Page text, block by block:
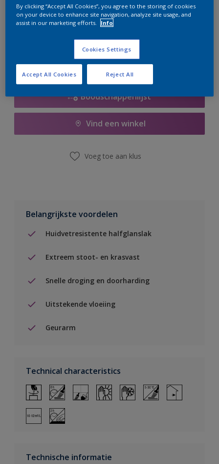
Op dit moment is het niet mogelijk dit product online
te bestellen. Houd de website in de gaten, we werken
Boodschappenlijst
Vind een winkel
Voeg toe aan klus
Belangrijkste voordelen
Huidvetresistente halfglanslak
Extreem stoot- en krasvast
Snelle droging en doorharding
Uitstekende vloeiing
Geurarm
Technical characteristics
Technische informatie
By clicking “Accept All Cookies”, you agree to the storing of cookies
on your device to enhance site navigation, analyze site usage, and
assist in our marketing efforts.
Info
Cookies Settings
Reject All
Accept All Cookies